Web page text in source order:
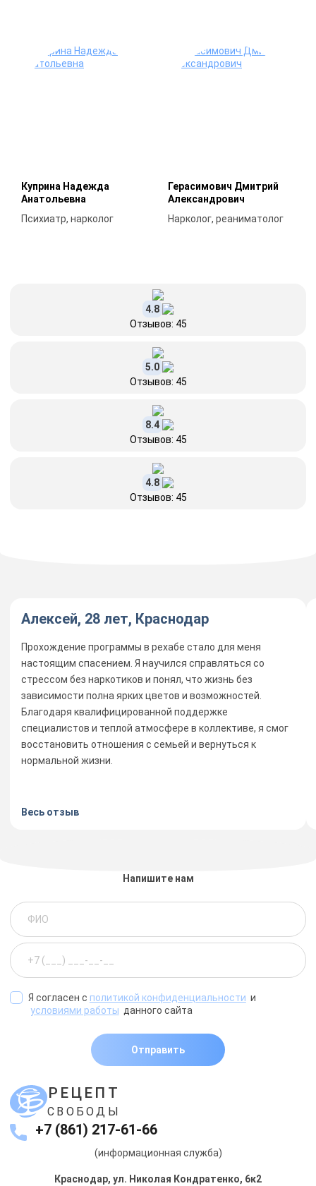
Куприна Надежда
Анатольевна
Психиатр, нарколог
Герасимович Дмитрий
Александрович
Нарколог, реаниматолог
4.8
Отзывов: 45
5.0
Отзывов: 45
8.4
Отзывов: 45
4.8
Отзывов: 45
Алексей, 28 лет, Краснодар
Прохождение программы в рехабе стало для меня
настоящим спасением. Я научился справляться со
стрессом без наркотиков и понял, что жизнь без
зависимости полна ярких цветов и возможностей.
Благодаря квалифицированной поддержке
специалистов и теплой атмосфере в коллективе, я смог
восстановить отношения с семьей и вернуться к
нормальной жизни.
Весь отзыв
РЕЦЕПТ
СВОБОДЫ
+7 (861) 217-61-66
(информационная служба)
Краснодар, ул. Николая Кондратенко, 6к2
Напишите нам
Я согласен с политикой конфиденциальности и
условиями работы данного сайта
Отправить